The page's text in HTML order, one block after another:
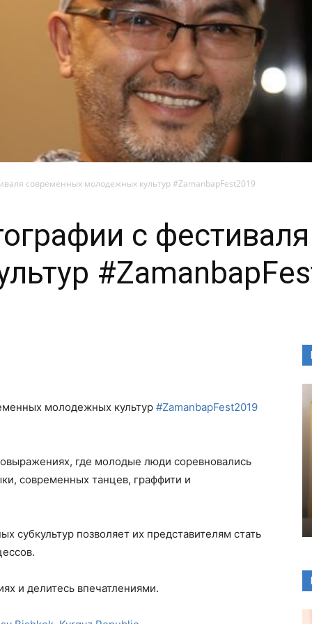
современных молодежных культур #ZamanbapFest2019
с
молодежных культур #ZamanbapFest2019
где молодые люди соревновались
современных танцев, граффити и
субкультур позволяет их представителям стать
и делитесь впечатлениями.